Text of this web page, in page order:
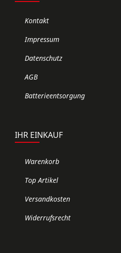
Kontakt
Impressum
Datenschutz
AGB
Batterieentsorgung
IHR EINKAUF
Warenkorb
Top Artikel
Versandkosten
Widerrufsrecht